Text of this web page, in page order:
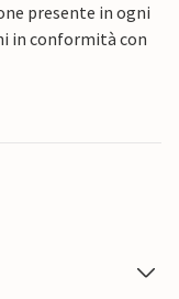
presente in ogni
in conformità con